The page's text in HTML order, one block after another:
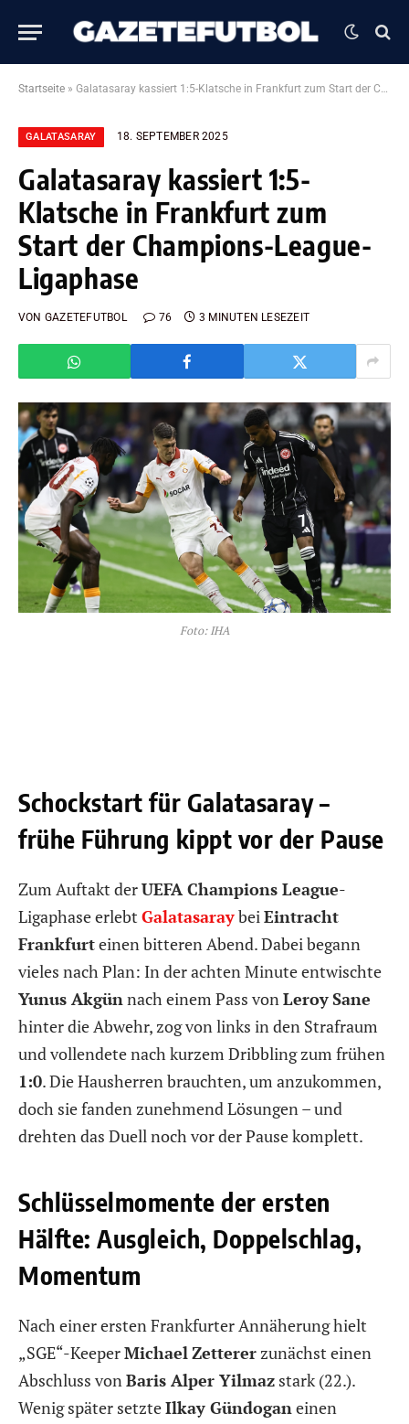
Startseite » Galatasaray kassiert 1:5-Klatsche in Frankfurt zum Start der Champions-League-Ligaphase
GALATASARAY 18. SEPTEMBER 2025
Galatasaray kassiert 1:5-
Klatsche in Frankfurt zum
Start der Champions-League-
Ligaphase
VON GAZETEFUTBOL 76 3 MINUTEN LESEZEIT
Foto: IHA
Schockstart für Galatasaray –
frühe Führung kippt vor der Pause
Zum Auftakt derUEFA Champions League-
Ligaphase erlebt GalatasaraybeiEintracht
Frankfurteinen bitteren Abend. Dabei begann
vieles nach Plan: In der achten Minute entwischte
Yunus Akgünnach einem Pass vonLeroySane
hinter die Abwehr, zog von links in den Strafraum
und vollendete nach kurzem Dribbling zum frühen
1:0. Die Hausherren brauchten, um anzukommen,
doch sie fanden zunehmend Lösungen – und
drehten das Duell noch vor der Pause komplett.
Schlüsselmomente der ersten
Hälfte: Ausgleich, Doppelschlag,
Momentum
Nach einer ersten Frankfurter Annäherung hielt
„SGE“-KeeperMichaelZettererzunächst einen
Abschluss vonBaris Alper Yilmaz stark (22.).
Wenig später setzteIlkay Gündoganeinen